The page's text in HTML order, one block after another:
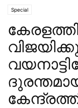
Special